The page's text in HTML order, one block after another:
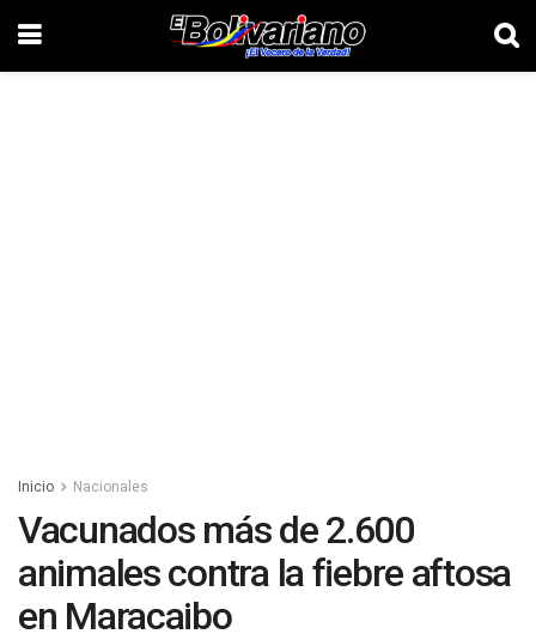
Inicio Nacionales
Vacunados más de 2.600
animales contra la fiebre aftosa
en Maracaibo